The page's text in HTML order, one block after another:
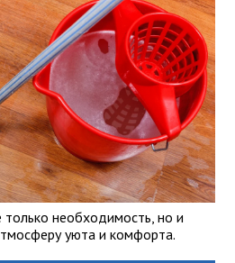
необходимость, но и
уюта и комфорта.